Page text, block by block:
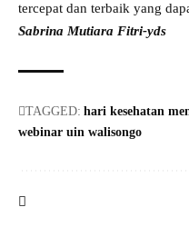
tercepat dan terbaik yang
Sabrina Mutiara Fitri-yds
TAGGED: hari kesehatan
webinar uin walisongo